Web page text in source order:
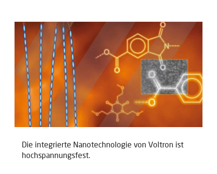
Die integrierte Nanotechnologie von Voltron ist
hochspannungsfest.